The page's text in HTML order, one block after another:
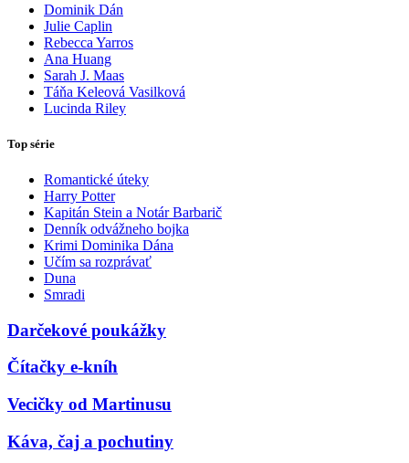
Dominik Dán
Julie Caplin
Rebecca Yarros
Ana Huang
Sarah J. Maas
Táňa Keleová Vasilková
Lucinda Riley
Top série
Romantické úteky
Harry Potter
Kapitán Stein a Notár Barbarič
Denník odvážneho bojka
Krimi Dominika Dána
Učím sa rozprávať
Duna
Smradi
Darčekové poukážky
Čítačky e-kníh
Vecičky od Martinusu
Káva, čaj a pochutiny